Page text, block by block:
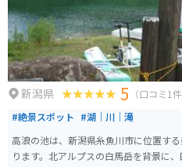
新潟県 5 （口コミ1件
#絶景スポット #湖｜川｜滝
高浪の池は、新潟県糸魚川市に位置す
ります。北アルプスの白馬岳を背景に